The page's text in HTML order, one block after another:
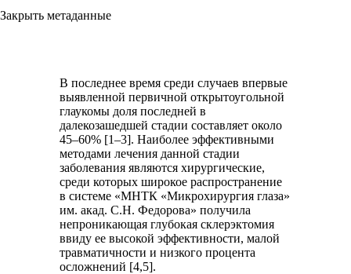
Закрыть метаданные
В последнее время среди случаев впервые
выявленной первичной открытоугольной
глаукомы доля последней в
далекозашедшей стадии составляет около
45–60% [1–3]. Наиболее эффективными
методами лечения данной стадии
заболевания являются хирургические,
среди которых широкое распространение
в системе «МНТК «Микрохирургия глаза»
им. акад. С.Н. Федорова» получила
непроникающая глубокая склерэктомия
ввиду ее высокой эффективности, малой
травматичности и низкого процента
осложнений [4,5].